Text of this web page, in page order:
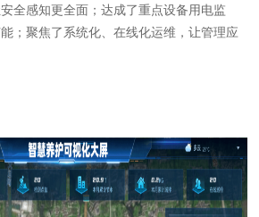
全感知更全面；达成了重点设备用电监
；聚焦了系统化、在线化运维，让管理应